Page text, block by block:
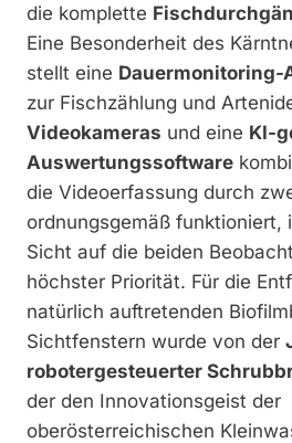
die komplette
Eine Besonderheit des
stellt eine Dauermonitoring-
zur Fischzählung und
Videokameras und eine KI-
Auswertungssoftware
die Videoerfassung durch
ordnungsgemäß funktioniert,
Sicht auf die beiden
höchster Priorität. Für die
natürlich auftretenden
Sichtfenstern wurde von der
robotergesteuerter
der den Innovationsgeist der
oberösterreichischen